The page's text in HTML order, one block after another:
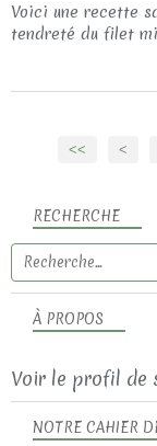
Voici une recette
tendreté du filet
<< <
RECHERCHE
NOTRE CAHIER
À PROPOS
Voir le profil de